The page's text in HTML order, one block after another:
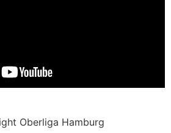
Oberliga Hamburg